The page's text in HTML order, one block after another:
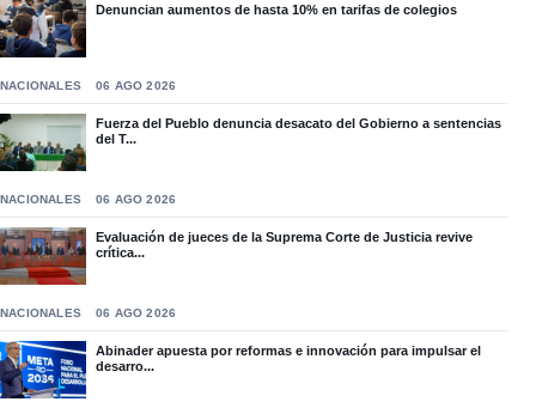
Denuncian aumentos de hasta 10% en tarifas de colegios
NACIONALES 06 AGO 2026
Fuerza del Pueblo denuncia desacato del Gobierno a sentencias
del T...
NACIONALES 06 AGO 2026
Evaluación de jueces de la Suprema Corte de Justicia revive
crítica...
NACIONALES 06 AGO 2026
Abinader apuesta por reformas e innovación para impulsar el
desarro...